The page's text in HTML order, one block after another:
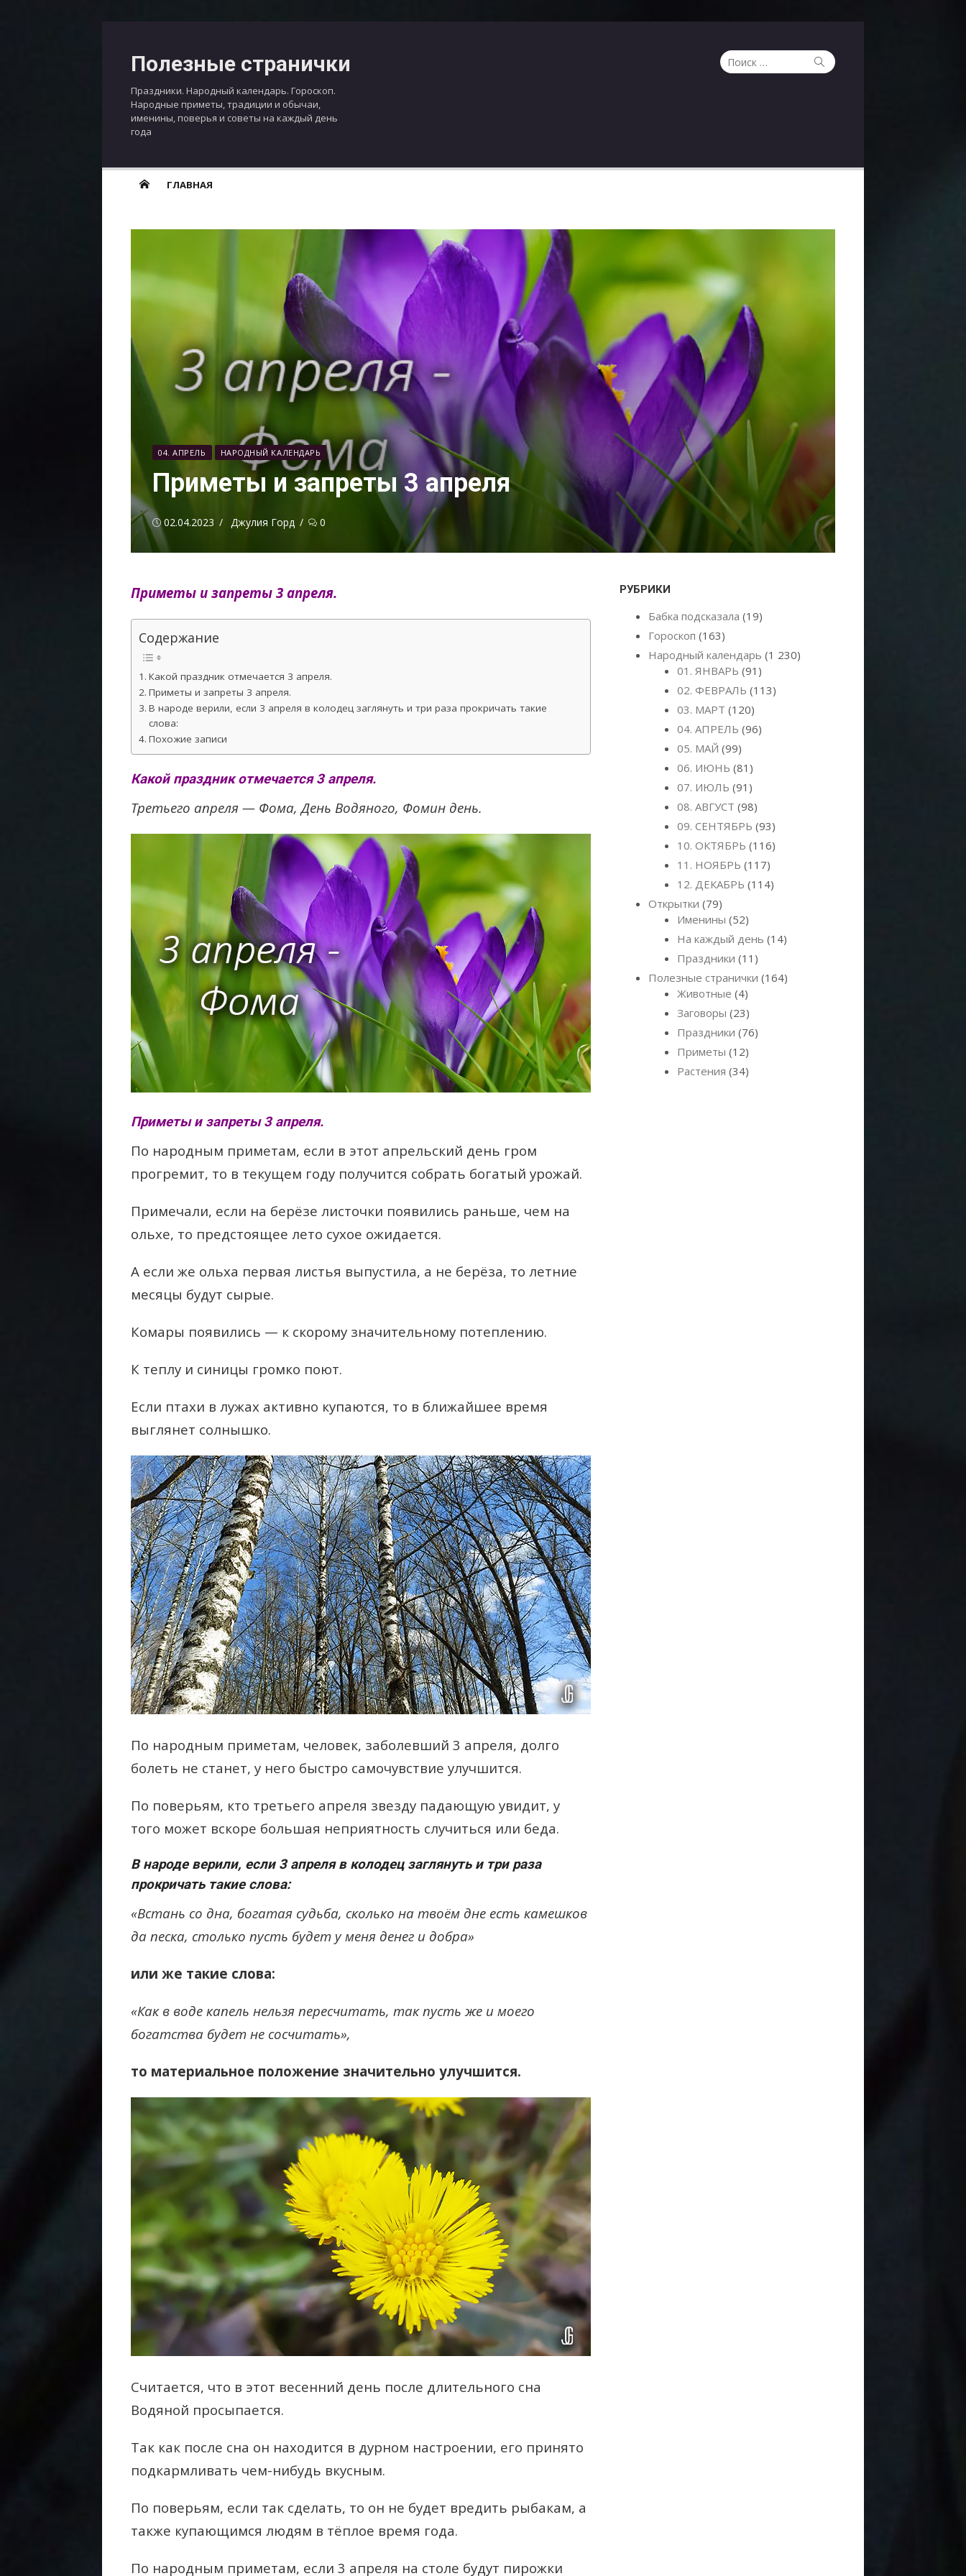
Полезные странички
Праздники. Народный календарь. Гороскоп.
Народные приметы, традиции и обычаи,
именины, поверья и советы на каждый день
года
Поиск
по:
Поиск
ГЛАВНАЯ
04. АПРЕЛЬ НАРОДНЫЙ КАЛЕНДАРЬ
Приметы и запреты 3 апреля
Опубликовано
02.04.2023 Автор
Джулия Горд 0
Приметы и запреты 3 апреля.
Содержание
Какой праздник отмечается 3 апреля.
Приметы и запреты 3 апреля.
В народе верили, если 3 апреля в колодец заглянуть и три раза прокричать такие
слова:
Похожие записи
Какой праздник отмечается 3 апреля.
Третьего апреля — Фома, День Водяного, Фомин день.
Приметы и запреты 3 апреля.
По народным приметам, если в этот апрельский день гром
прогремит, то в текущем году получится собрать богатый урожай.
Примечали, если на берёзе листочки появились раньше, чем на
ольхе, то предстоящее лето сухое ожидается.
А если же ольха первая листья выпустила, а не берёза, то летние
месяцы будут сырые.
Комары появились — к скорому значительному потеплению.
К теплу и синицы громко поют.
Если птахи в лужах активно купаются, то в ближайшее время
выглянет солнышко.
По народным приметам, человек, заболевший 3 апреля, долго
болеть не станет, у него быстро самочувствие улучшится.
По поверьям, кто третьего апреля звезду падающую увидит, у
того может вскоре большая неприятность случиться или беда.
В народе верили, если 3 апреля в колодец заглянуть и три раза
прокричать такие слова:
«Встань со дна, богатая судьба, сколько на твоём дне есть камешков
да песка, столько пусть будет у меня денег и добра»
или же такие слова:
«Как в воде капель нельзя пересчитать, так пусть же и моего
богатства будет не сосчитать»,
то материальное положение значительно улучшится.
Считается, что в этот весенний день после длительного сна
Водяной просыпается.
Так как после сна он находится в дурном настроении, его принято
подкармливать чем-нибудь вкусным.
По поверьям, если так сделать, то он не будет вредить рыбакам, а
также купающимся людям в тёплое время года.
По народным приметам, если 3 апреля на столе будут пирожки
РУБРИКИ
Бабка подсказала (19)
Гороскоп (163)
Народный календарь (1 230)
01. ЯНВАРЬ (91)
02. ФЕВРАЛЬ (113)
03. МАРТ (120)
04. АПРЕЛЬ (96)
05. МАЙ (99)
06. ИЮНЬ (81)
07. ИЮЛЬ (91)
08. АВГУСТ (98)
09. СЕНТЯБРЬ (93)
10. ОКТЯБРЬ (116)
11. НОЯБРЬ (117)
12. ДЕКАБРЬ (114)
Открытки (79)
Именины (52)
На каждый день (14)
Праздники (11)
Полезные странички (164)
Животные (4)
Заговоры (23)
Праздники (76)
Приметы (12)
Растения (34)